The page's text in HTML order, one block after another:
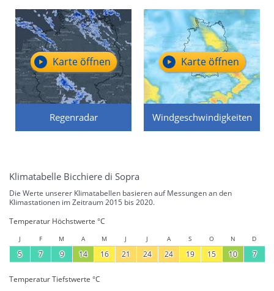
Regenradar
Karte öffnen
Windgeschwindigkeiten
Karte öffnen
Klimatabelle Bicchiere di Sopra
Die Werte unserer Klimatabellen basieren auf Messungen an den
Klimastationen im Zeitraum 2015 bis 2020.
Temperatur Höchstwerte °C
J F M A M J J A S O N D
5 7 9 14 16 21 24 24 19 15 10 7
Temperatur Tiefstwerte °C